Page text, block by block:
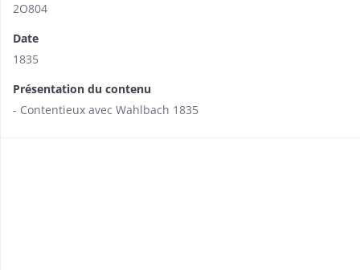
2O804
Date
1835
Présentation du contenu
- Contentieux avec Wahlbach 1835